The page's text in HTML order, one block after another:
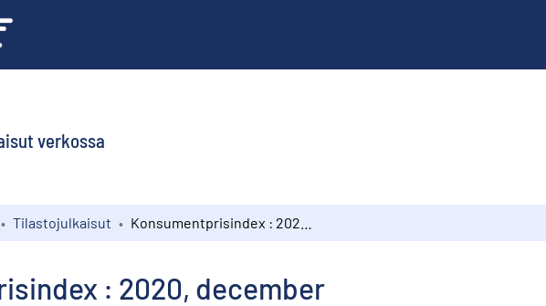
verkossa
Tilastojulkaisut
: 2020, december